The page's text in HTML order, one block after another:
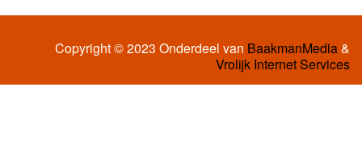
Copyright © 2023 Onderdeel van BaakmanMedia&
Vrolijk Internet Services